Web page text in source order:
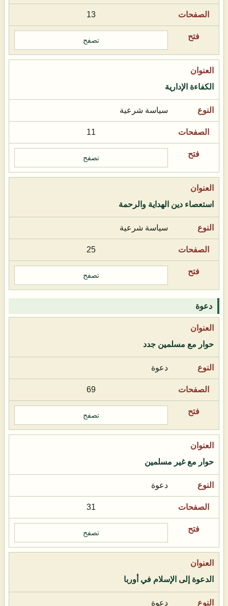
13
تصفح
الكفاءة الإدارية
سياسة شرعية
11
تصفح
استعصاء دين الهداية والرحمة
سياسة شرعية
25
تصفح
دعوة
حوار مع مسلمين جدد
دعوة
69
تصفح
حوار مع غير مسلمين
دعوة
31
تصفح
الدعوة إلى الإسلام في أوربا
دعوة